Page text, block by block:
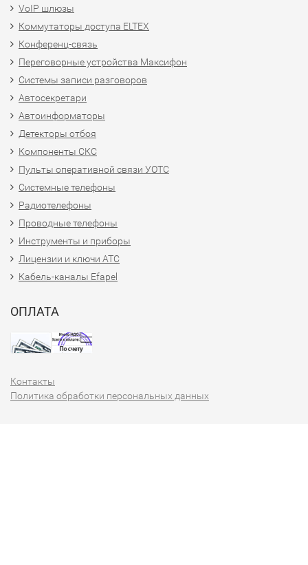
VoIP шлюзы
Коммутаторы доступа ELTEX
Конференц-связь
Переговорные устройства Максифон
Системы записи разговоров
Автосекретари
Автоинформаторы
Детекторы отбоя
Компоненты СКС
Пульты оперативной связи УОТС
Системные телефоны
Радиотелефоны
Проводные телефоны
Инструменты и приборы
Лицензии и ключи АТС
Кабель-каналы Efapel
ОПЛАТА
Контакты
Политика обработки персональных данных